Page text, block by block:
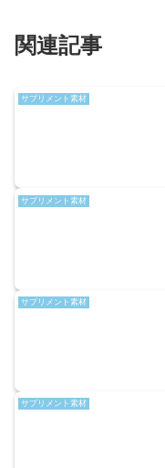
関連記事
サプリメント素材
サプリメント素材
サプリメント素材
サプリメント素材